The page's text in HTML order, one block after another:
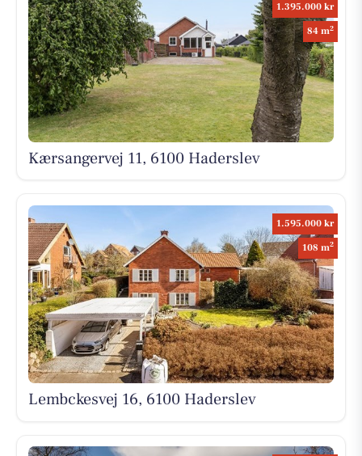
1.395.000 kr
84 m2
Kærsangervej 11, 6100 Haderslev
1.595.000 kr
108 m2
Lembckesvej 16, 6100 Haderslev